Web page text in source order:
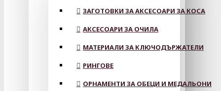
ЗАГОТОВКИ ЗА АКСЕСОАРИ ЗА КОСА
АКСЕСОАРИ ЗА ОЧИЛА
МАТЕРИАЛИ ЗА КЛЮЧОДЪРЖАТЕЛИ
РИНГОВЕ
ОРНАМЕНТИ ЗА ОБЕЦИ И МЕДАЛЬОНИ